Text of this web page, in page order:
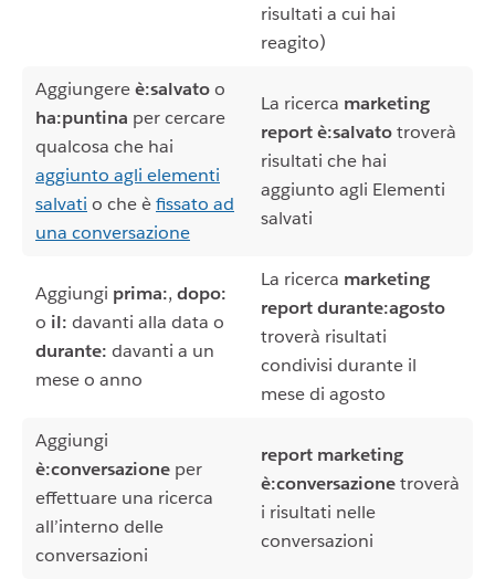
risultati a cui hai
reagito)
Aggiungereè:salvatoo
ha:puntina per cercare
qualcosa che hai
aggiunto agli elementi
salvati o che èfissato ad
una conversazione
La ricerca marketing
report è:salvatotroverà
risultati che hai
aggiunto agli Elementi
salvati
Aggiungi prima:, dopo:
o il: davanti alla data o
durante: davanti a un
mese o anno
La ricerca marketing
report durante:agosto
troverà risultati
condivisi durante il
mese di agosto
Aggiungi
è:conversazione per
effettuare una ricerca
all’interno delle
conversazioni
report marketing
è:conversazionetroverà
i risultati nelle
conversazioni